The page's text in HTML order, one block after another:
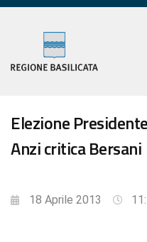
Elezione
Anzi critica Bersani
18 Aprile 2013